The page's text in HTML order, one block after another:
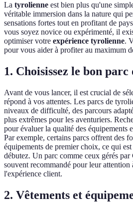
La tyrolienne est bien plus qu'une
véritable immersion dans la nature qui
sensations fortes tout en profitant de
vous soyez novice ou expérimenté, il
optimiser votre expérience tyrolienne.
pour vous aider à profiter au maximum
1. Choisissez le bon
Avant de vous lancer, il est crucial de
répond à vos attentes. Les parcs de
niveaux de difficulté, des parcours
plus extrêmes pour les aventuriers.
pour évaluer la qualité des équipements
Par exemple, certains parcs offrent des
équipements de premier choix, ce qui
débutez. Un parc comme ceux gérés par
souvent recommandé pour leur attention
l'expérience client.
2. Vêtements et